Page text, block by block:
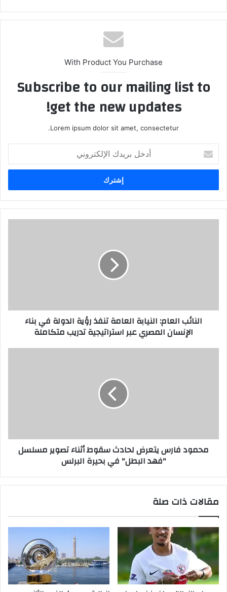
With Product You Purchase
Subscribe to our mailing list to
get the new updates!
Lorem ipsum dolor sit amet, consectetur.
بريدك
الإلكتروني
النائب العام: النيابة العامة تنفذ رؤية الدولة في بناء
الإنسان المصري عبر استراتيجية تدريب متكاملة
محمود فارس يتعرض لحادث سقوط أثناء تصوير مسلسل
"فهد البطل" في بحيرة البرلس
مقالات ذات صلة